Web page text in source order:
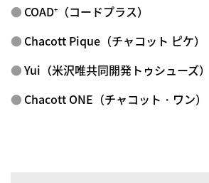
COAD⁺（コードプラス）
Chacott Pique（チャコット ピケ）
Yui（米沢唯共同開発トゥシューズ）
Chacott ONE（チャコット・ワン）